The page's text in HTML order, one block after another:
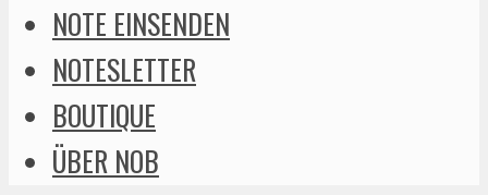
NOTE EINSENDEN
NOTESLETTER
BOUTIQUE
ÜBER NOB